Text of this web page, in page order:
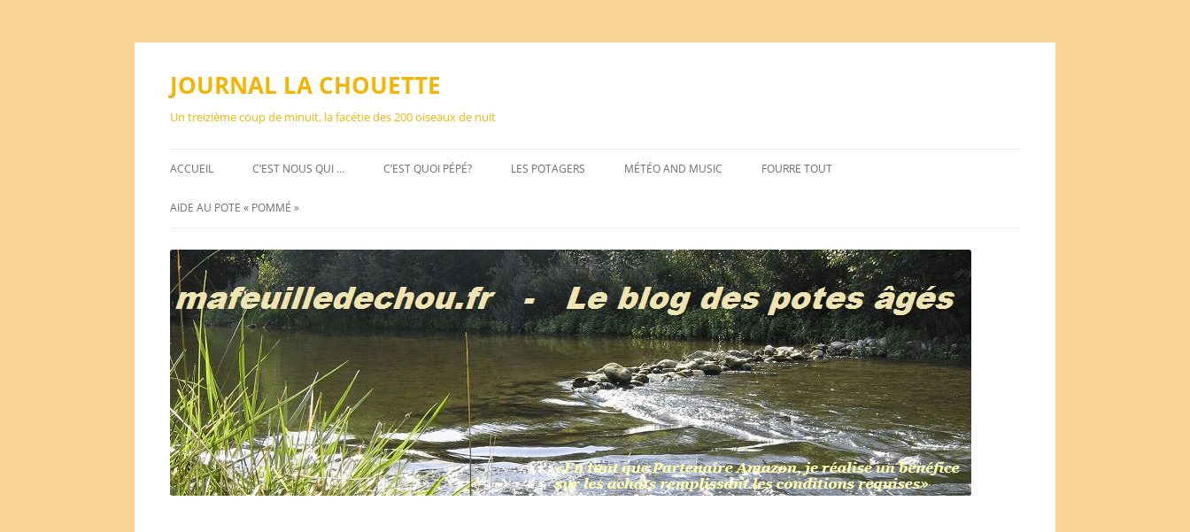
Aller
JOURNAL LA CHOUETTE
Un treizième coup de minuit, la facétie des 200 oiseaux de nuit
ACCUEIL C’EST NOUS QUI … C’EST QUOI PÉPÉ? LES POTAGERS MÉTÉO AND MUSIC FOURRE TOUT
AIDE AU POTE « POMMÉ »